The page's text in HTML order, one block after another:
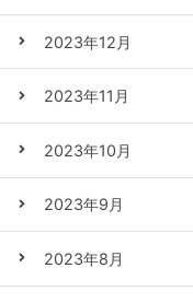
2023年12月
2023年11月
2023年10月
2023年9月
2023年8月